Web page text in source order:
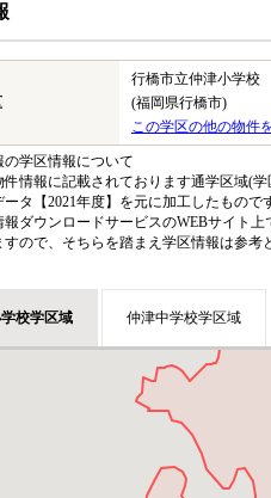
行橋市立仲津小学校
(福岡県行橋市)
この学区の他の物件
学区情報について
件情報に記載されております通学区域(
タ【2021年度】を元に加工したもので
報ダウンロードサービスのWEBサイト
ので、そちらを踏まえ学区情報は参考
校学区域 仲津中学校学区域